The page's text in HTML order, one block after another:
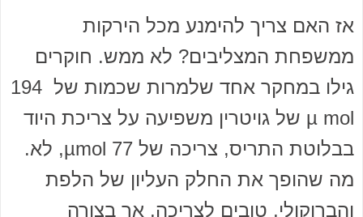
אז האם צריך להימנע מכל הירקות
ממשפחת המצליבים? לא ממש. חוקרים
גילו במחקר אחד שלמרות שכמות של 194
µ mol של גויטרין משפיעה על צריכת היוד
בבלוטת התריס, צריכה של 77 µmol, לא.
מה שהופך את החלק העליון של הלפת
והברוקולי, טובים לצריכה, אך בצורה